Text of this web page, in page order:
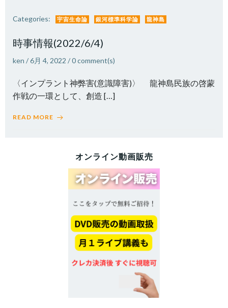
Categories: 宇宙生命論 銀河標準科学論 龍神島
時事情報(2022/6/4)
ken /6月 4, 2022 /0comment(s)
〈インプラント神弊害(意識障害)〉 龍神島民族の啓蒙
作戦の一環として、創造 […]
READ MORE
オンライン動画販売